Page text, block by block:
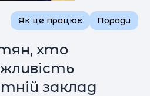
Як це працює Поради
хто
заклад